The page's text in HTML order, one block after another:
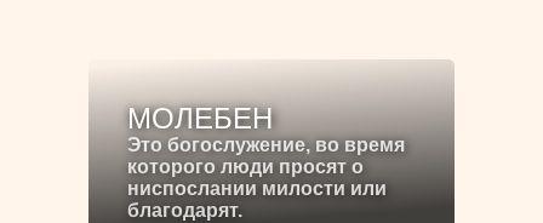
МОЛЕБЕН
Это богослужение, во время
которого люди просят о
ниспослании милости или
благодарят.